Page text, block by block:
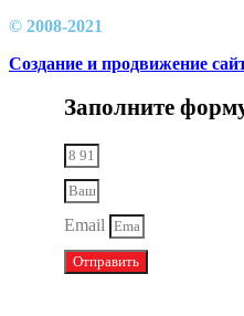
© 2008-2021
Создание и продвижение
Заполните
Email
Отправить